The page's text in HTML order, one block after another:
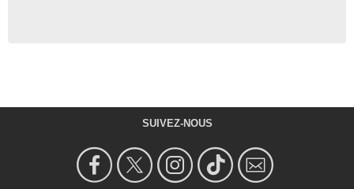
SUIVEZ-NOUS